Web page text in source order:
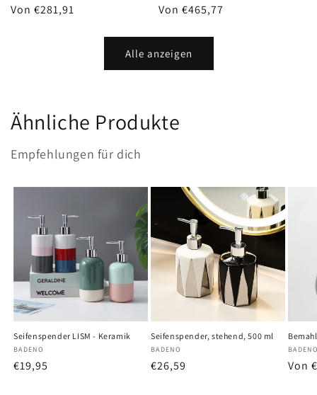
Normaler
Von €281,91
Normaler
Von €465,77
Alle anzeigen
Ähnliche Produkte
Empfehlungen für dich
Seifenspender LISM - Keramik
Anbieter:
BADENO
Normaler
€19,95
Seifenspender, stehend, 500 ml
Anbieter:
BADENO
Normaler
€26,59 Von